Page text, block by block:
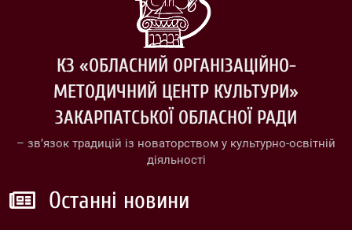
КЗ «ОБЛАСНИЙ ОРГАНІЗАЦІЙНО-
МЕТОДИЧНИЙ ЦЕНТР КУЛЬТУРИ»
ЗАКАРПАТСЬКОЇ ОБЛАСНОЇ РАДИ
– зв’язок традицій із новаторством у культурно-освітній
діяльності
Останні новини